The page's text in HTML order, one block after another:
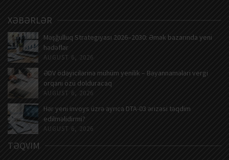
XƏBƏRLƏR
Məşğulluq Strategiyası 2026–2030: Əmək bazarında yeni
hədəflər
AUGUST 6, 2026
ƏDV ödəyicilərinə mühüm yenilik – Bəyannamələri vergi
orqanı özü dolduracaq
AUGUST 6, 2026
Hər yeni invoys üzrə ayrıca DTA-03 ərizəsi təqdim
edilməlidirmi?
AUGUST 6, 2026
TƏQVIM